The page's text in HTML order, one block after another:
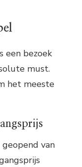
een bezoek
must.
het meeste
van